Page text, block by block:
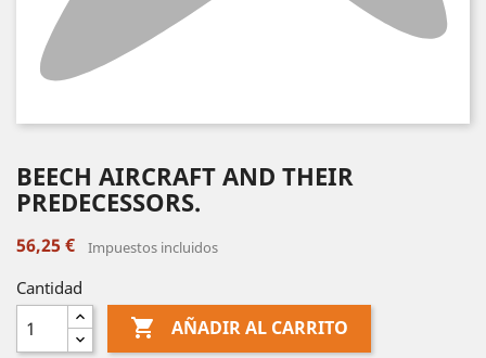
BEECH AIRCRAFT AND THEIR
PREDECESSORS.
56,25 € Impuestos incluidos
Cantidad
 AÑADIR AL CARRITO